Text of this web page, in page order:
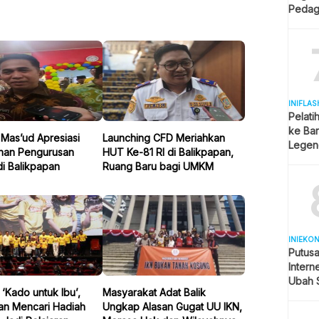
Apresiasi
Pengurusan
Balikpapan
Launching CFD Meriahkan
HUT Ke-81 RI di Balikpapan,
Ruang Baru bagi UMKM
untuk Ibu’,
Mencari Hadiah
Masyarakat Adat Balik
Ungkap Alasan Gugat UU IKN,
ke
Ubah